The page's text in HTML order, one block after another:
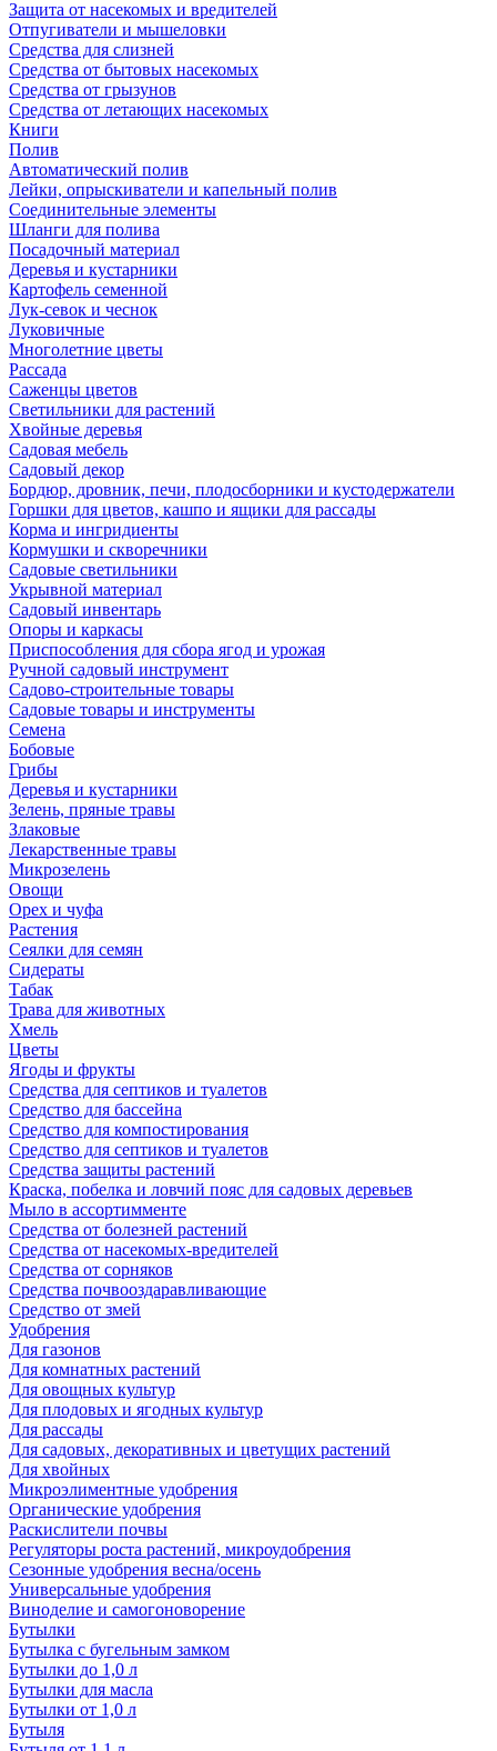
Защита от насекомых и вредителей
Отпугиватели и мышеловки
Средства для слизней
Средства от бытовых насекомых
Средства от грызунов
Средства от летающих насекомых
Книги
Полив
Автоматический полив
Лейки, опрыскиватели и капельный полив
Соединительные элементы
Шланги для полива
Посадочный материал
Деревья и кустарники
Картофель семенной
Лук-севок и чеснок
Луковичные
Многолетние цветы
Рассада
Саженцы цветов
Светильники для растений
Хвойные деревья
Садовая мебель
Садовый декор
Бордюр, дровник, печи, плодосборники и кустодержатели
Горшки для цветов, кашпо и ящики для рассады
Корма и ингридиенты
Кормушки и скворечники
Садовые светильники
Укрывной материал
Садовый инвентарь
Опоры и каркасы
Приспособления для сбора ягод и урожая
Ручной садовый инструмент
Садово-строительные товары
Садовые товары и инструменты
Семена
Бобовые
Грибы
Деревья и кустарники
Зелень, пряные травы
Злаковые
Лекарственные травы
Микрозелень
Овощи
Орех и чуфа
Растения
Сеялки для семян
Сидераты
Табак
Трава для животных
Хмель
Цветы
Ягоды и фрукты
Средства для септиков и туалетов
Средство для бассейна
Средство для компостирования
Средство для септиков и туалетов
Средства защиты растений
Краска, побелка и ловчий пояс для садовых деревьев
Мыло в ассортимменте
Средства от болезней растений
Средства от насекомых-вредителей
Средства от сорняков
Средства почвооздаравливающие
Средство от змей
Удобрения
Для газонов
Для комнатных растений
Для овощных культур
Для плодовых и ягодных культур
Для рассады
Для садовых, декоративных и цветущих растений
Для хвойных
Микроэлиментные удобрения
Органические удобрения
Раскислители почвы
Регуляторы роста растений, микроудобрения
Сезонные удобрения весна/осень
Универсальные удобрения
Виноделие и самогоноворение
Бутылки
Бутылка с бугельным замком
Бутылки до 1,0 л
Бутылки для масла
Бутылки от 1,0 л
Бутыля